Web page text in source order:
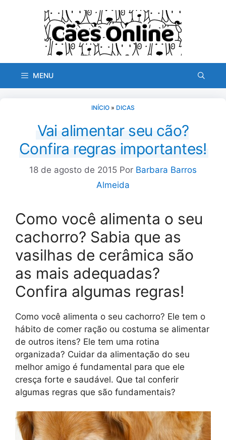
MENU
INÍCIO » DICAS
Vai alimentar seu cão?
Confira regras importantes!
18 de agosto de 2015 Por Barbara Barros
Almeida
Como você alimenta o seu
cachorro? Sabia que as
vasilhas de cerâmica são
as mais adequadas?
Confira algumas regras!
Como você alimenta o seu cachorro? Ele tem o
hábito de comer ração ou costuma se alimentar
de outros itens? Ele tem uma rotina
organizada? Cuidar da alimentação do seu
melhor amigo é fundamental para que ele
cresça forte e saudável. Que tal conferir
algumas regras que são fundamentais?